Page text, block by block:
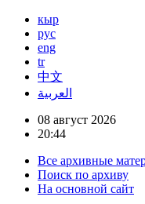
кыр
рус
eng
tr
中文
العربية
08 август 2026
20:44
Все архивные
Поиск по архиву
На основной сайт